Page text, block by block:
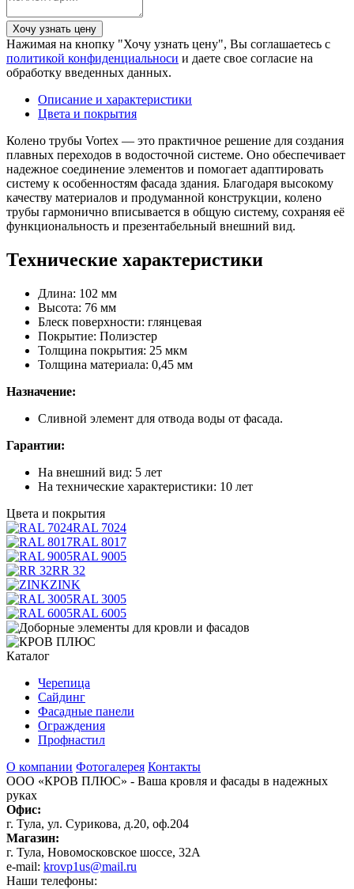
Нажимая на кнопку "Хочу узнать цену", Вы соглашаетесь с
политикой конфиденциальноси и даете свое согласие на
обработку введенных данных.
Описание и характеристики
Цвета и покрытия
Колено трубы Vortex — это практичное решение для создания
плавных переходов в водосточной системе. Оно обеспечивает
надежное соединение элементов и помогает адаптировать
систему к особенностям фасада здания. Благодаря высокому
качеству материалов и продуманной конструкции, колено
трубы гармонично вписывается в общую систему, сохраняя её
функциональность и презентабельный внешний вид.
Технические характеристики
Длина: 102 мм
Высота: 76 мм
Блеск поверхности: глянцевая
Покрытие: Полиэстер
Толщина покрытия: 25 мкм
Толщина материала: 0,45 мм
Назначение:
Сливной элемент для отвода воды от фасада.
Гарантии:
На внешний вид: 5 лет
На технические характеристики: 10 лет
Цвета и покрытия
RAL 7024
RAL 8017
RAL 9005
RR 32
ZINK
RAL 3005
RAL 6005
Каталог
Черепица
Сайдинг
Фасадные панели
Ограждения
Профнастил
О компании Фотогалерея Контакты
ООО «КРОВ ПЛЮС» - Ваша кровля и фасады в надежных
руках
Офис:
г. Тула, ул. Сурикова, д.20, оф.204
Магазин:
г. Тула, Новомосковское шоссе, 32А
e-mail: krovp1us@mail.ru
Наши телефоны: